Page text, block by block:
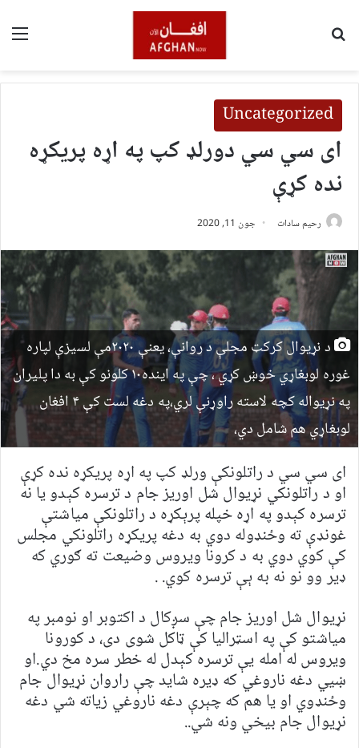
Uncategorized
اى سي سي دورلډ کپ په اړه پریکړه
نده کړې
رحیم سادات جون 11, 2020
د نړیوال کرکټ مجلې د روانې، يعنې ٢٠٢٠مې لسيزې لپاره
غوره لوبغاړي خوښ کړي ، چې په اینده١٠ کلونو کې به دا پلیران
په نړيواله کچه لاسته راوړنې لري،په دغه لست کې ۴ افغان
لوبغاړي هم شامل دي،
ای سي سي د راتلونکې ورلډ کپ په اړه پریکړه نده کړې
او د راتلونکي نړيوال شل اوريز جام د ترسره کېدو يا نه
ترسره کېدو په اړه خپله پرېکړه د راتلونکې مياشتې
غونډې ته وځنډوله دوي به دغه پریکړه راتلونکي مجلس
کې کوي دوي به د کرونا ویروس وضیعت ته ګوري که
ډیر وو نو نه به ېې ترسره کوي. .
نړيوال شل اوريز جام چې سږکال د اکتوبر او نومبر په
مياشتو کې په اسټراليا کې ټاکل شوى دى، د کورونا
ويروس له امله يې ترسره کېدل له خطر سره مخ دي.او
ښيي دغه ناروغي که ډیره شاید چې راروان نړیوال جام
وځنډوي او یا هم که چېرې دغه ناروغي زیاته شي دغه
نړیوال جام بیخي ونه شي..